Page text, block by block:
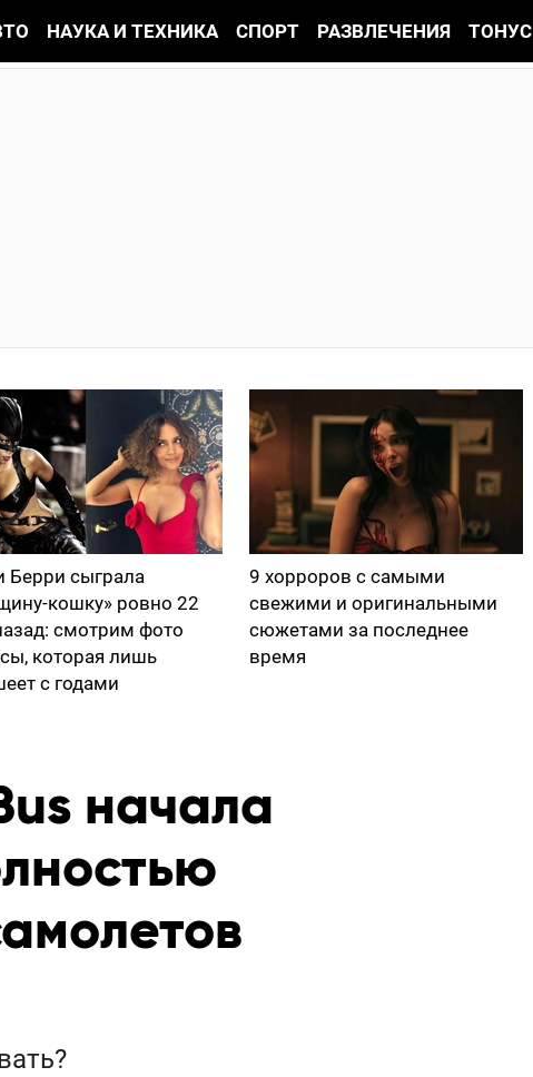
НАУКА И ТЕХНИКА СПОРТ РАЗВЛЕЧЕНИЯ ТОНУС
Берри сыграла
кошку» ровно 22
смотрим фото
которая лишь
с годами
9 хорроров с самыми
свежими и оригинальными
сюжетами за последнее
время
начала